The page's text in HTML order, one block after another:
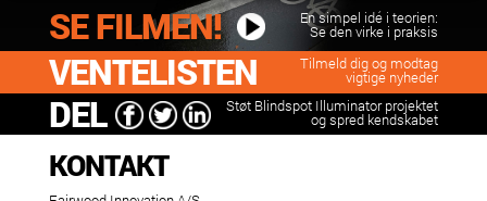
SE FILMEN! En simpel idé i teorien:
Se den virke i praksis
VENTELISTEN Tilmeld dig og modtag
vigtige nyheder
Navn / Firma
E-mail
DEL Støt Blindspot Illuminator projektet
og spred kendskabet
KONTAKT